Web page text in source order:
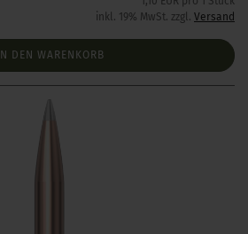
inkl. 19% MwSt. zzgl. Versand
IN DEN WARENKORB